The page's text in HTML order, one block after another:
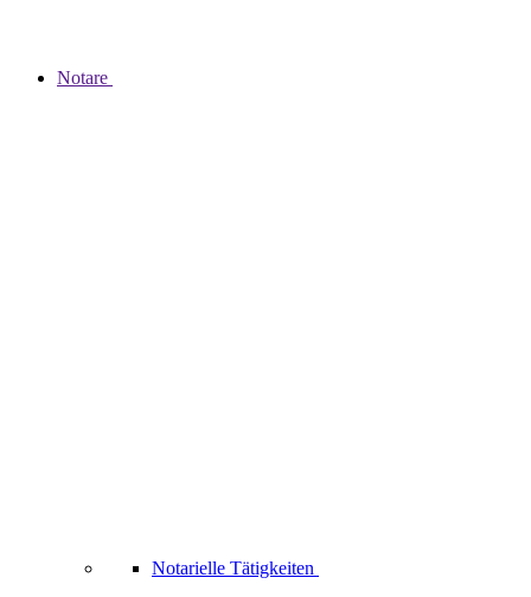
Notare
Notarielle Tätigkeiten